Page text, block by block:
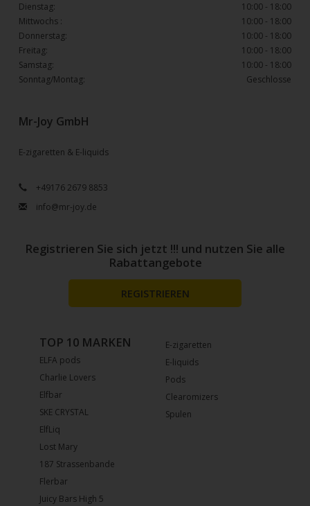
Mr-Joy GmbH
E-zigaretten & E-liquids
+49176 2679 8853
info@mr-joy.de
Dienstag:
10:00 - 18:00
Mittwochs :
10:00 - 18:00
Donnerstag:
10:00 - 18:00
Freitag:
10:00 - 18:00
Samstag:
10:00 - 18:00
Sonntag/Montag:
Geschlosse
E-zigaretten
E-liquids
Pods
Clearomizers
Spulen
TOP 10 MARKEN
ELFA pods
Charlie Lovers
Elfbar
SKE CRYSTAL
ElfLiq
Lost Mary
187 Strassenbande
Flerbar
Juicy Bars High 5
Registrieren Sie sich jetzt !!! und nutzen Sie alle
Rabattangebote
REGISTRIEREN